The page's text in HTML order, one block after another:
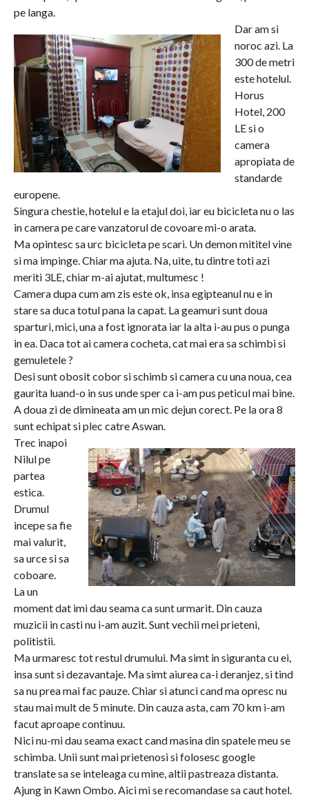
pe langa.
Dar am si
noroc azi. La
300 de metri
este hotelul.
Horus
Hotel, 200
LE si o
camera
apropiata de
standarde
europene.
Singura chestie, hotelul e la etajul doi, iar eu bicicleta nu o las
in camera pe care vanzatorul de covoare mi-o arata.
Ma opintesc sa urc bicicleta pe scari. Un demon mititel vine
si ma impinge. Chiar ma ajuta. Na, uite, tu dintre toti azi
meriti 3LE, chiar m-ai ajutat, multumesc !
Camera dupa cum am zis este ok, insa egipteanul nu e in
stare sa duca totul pana la capat. La geamuri sunt doua
sparturi, mici, una a fost ignorata iar la alta i-au pus o punga
in ea. Daca tot ai camera cocheta, cat mai era sa schimbi si
gemuletele ?
Desi sunt obosit cobor si schimb si camera cu una noua, cea
gaurita luand-o in sus unde sper ca i-am pus peticul mai bine.
A doua zi de dimineata am un mic dejun corect. Pe la ora 8
sunt echipat si plec catre Aswan.
Trec inapoi
Nilul pe
partea
estica.
Drumul
incepe sa fie
mai valurit,
sa urce si sa
coboare.
La un
moment dat imi dau seama ca sunt urmarit. Din cauza
muzicii in casti nu i-am auzit. Sunt vechii mei prieteni,
politistii.
Ma urmaresc tot restul drumului. Ma simt in siguranta cu ei,
insa sunt si dezavantaje. Ma simt aiurea ca-i deranjez, si tind
sa nu prea mai fac pauze. Chiar si atunci cand ma opresc nu
stau mai mult de 5 minute. Din cauza asta, cam 70 km i-am
facut aproape continuu.
Nici nu-mi dau seama exact cand masina din spatele meu se
schimba. Unii sunt mai prietenosi si folosesc google
translate sa se inteleaga cu mine, altii pastreaza distanta.
Ajung in Kawn Ombo. Aici mi se recomandase sa caut hotel.